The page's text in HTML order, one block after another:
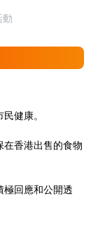
動
健康。
在香港出售的食物
極回應和公開透